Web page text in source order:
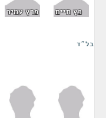
כץ חיים פרץ עמיר
בל"ד